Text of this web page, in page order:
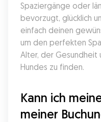
Spaziergänge oder
bevorzugt, glücklich
einfach deinen
um den perfekten
Alter, der Gesundheit
Hundes zu finden.
Kann ich
meiner